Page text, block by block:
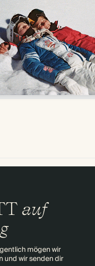
auf
mögen wir
und wir senden dir